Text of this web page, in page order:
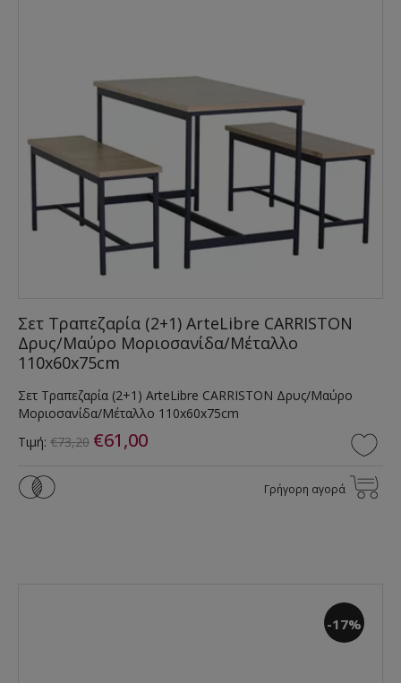
Σετ Τραπεζαρία (2+1) ArteLibre CARRISTON
Δρυς/Μαύρο Μοριοσανίδα/Μέταλλο
110x60x75cm
Σετ Τραπεζαρία (2+1) ArteLibre CARRISTON Δρυς/Μαύρο
Μοριοσανίδα/Μέταλλο 110x60x75cm
Τιμή: €73,20 €61,00
Γρήγορη αγορά
-17%